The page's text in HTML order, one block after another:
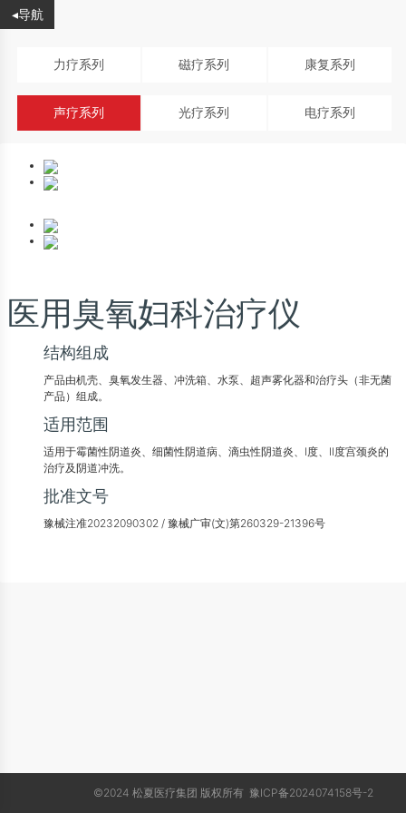
◂导航
康复系列
磁疗系列
力疗系列
电疗系列
光疗系列
声疗系列
医用臭氧妇科治疗仪
结构组成
产品由机壳、臭氧发生器、冲洗箱、水泵、超声雾化器和治疗头（非无菌
产品）组成。
适用范围
适用于霉菌性阴道炎、细菌性阴道病、滴虫性阴道炎、I度、II度宫颈炎的
治疗及阴道冲洗。
批准文号
豫械注准20232090302 / 豫械广审(文)第260329-21396号
©2024 松夏医疗集团 版权所有 豫ICP备2024074158号-2